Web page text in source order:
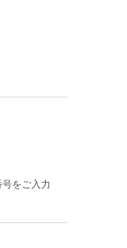
をご入力